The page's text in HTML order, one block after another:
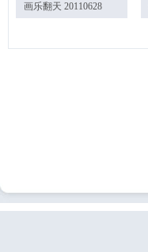
画乐翻天 20110628